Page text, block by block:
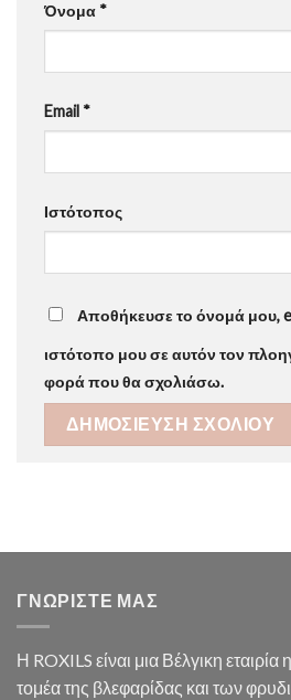
Όνομα *
Email *
Ιστότοπος
Αποθήκευσε το όνομά μου,
ιστότοπο μου σε αυτόν τον
φορά που θα σχολιάσω.
ΓΝΩΡΙΣΤΕ ΜΑΣ
Η ROXILS είναι μια Βέλγικη
τομέα της βλεφαρίδας και των